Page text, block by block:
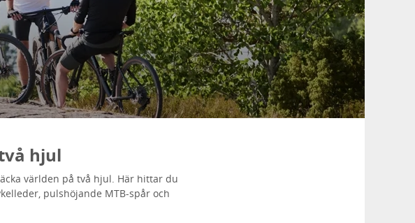
hjul
världen på två hjul. Här hittar du
pulshöjande MTB-spår och